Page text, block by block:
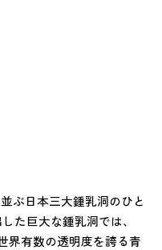
ぶ日本三大鍾乳洞のひと
た巨大な鍾乳洞では、
界有数の透明度を誇る青